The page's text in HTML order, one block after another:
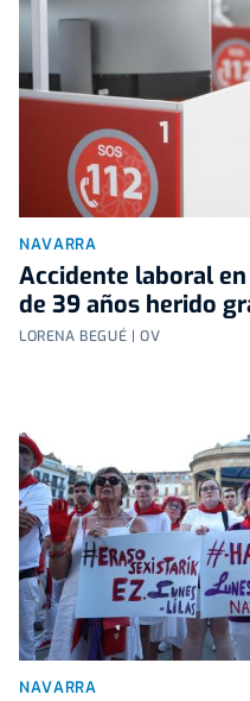
NAVARRA
Accidente laboral
de 39 años herido
LORENA BEGUÉ | OV
NAVARRA